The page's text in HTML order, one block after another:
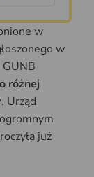
w
w
różnej
. Urząd
już